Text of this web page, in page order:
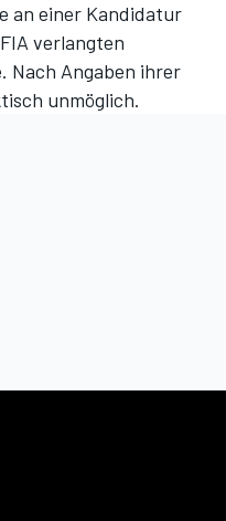
an einer Kandidatur
verlangten
Nach Angaben ihrer
unmöglich.